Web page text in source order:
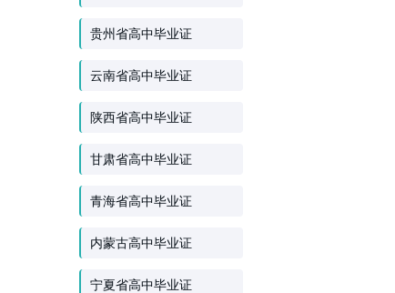
贵州省高中毕业证
云南省高中毕业证
陕西省高中毕业证
甘肃省高中毕业证
青海省高中毕业证
内蒙古高中毕业证
宁夏省高中毕业证